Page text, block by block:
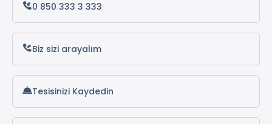
0 850 333 3 333
Biz sizi arayalım
Tesisinizi Kaydedin